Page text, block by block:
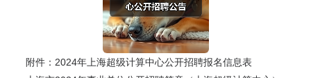
附件：2024年上海超级计算中心公开招聘报名信息表